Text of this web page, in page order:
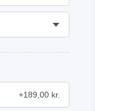
+189,00 kr.